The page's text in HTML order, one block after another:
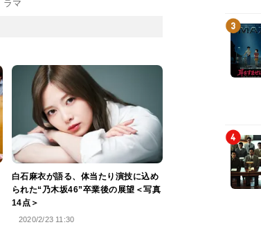
ラマ
白石麻衣が語る、体当たり演技に込め
られた“乃木坂46”卒業後の展望＜写真
14点＞
2020/2/23 11:30